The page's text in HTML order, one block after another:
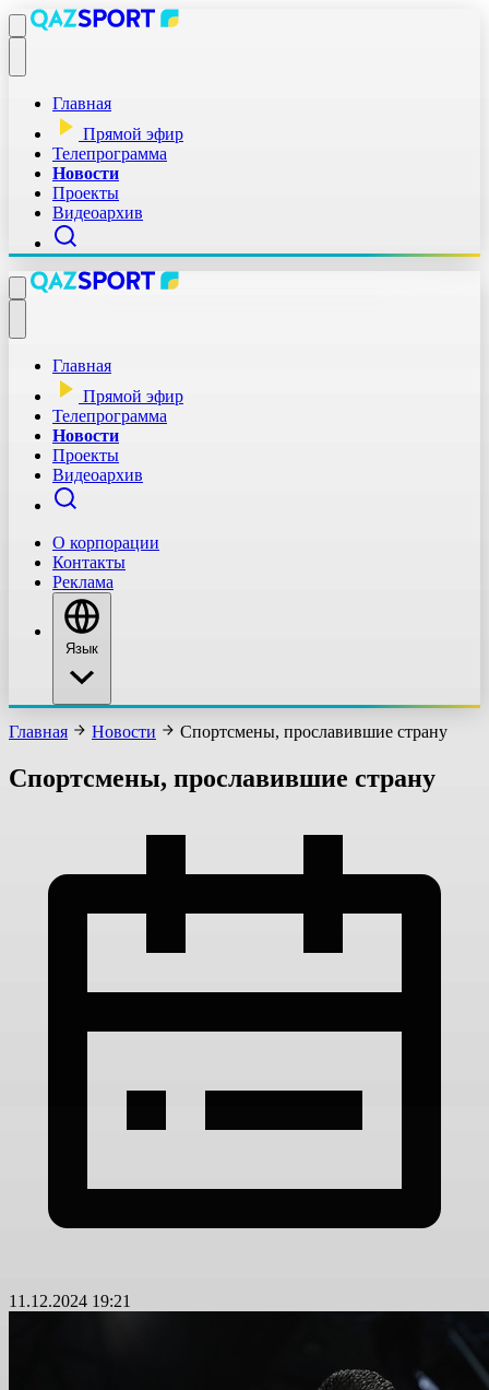
Главная
Прямой эфир
Телепрограмма
Новости
Проекты
Видеоархив
Главная
Прямой эфир
Телепрограмма
Новости
Проекты
Видеоархив
О корпорации
Контакты
Реклама
Язык
Главная Новости Спортсмены, прославившие страну
Спортсмены, прославившие страну
11.12.2024 19:21